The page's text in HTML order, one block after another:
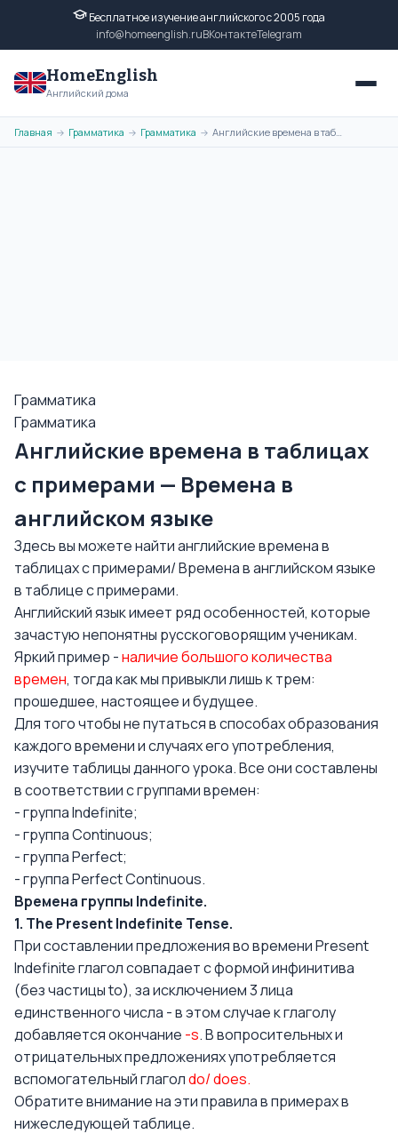
Бесплатное изучение английского с 2005 года
info@homeenglish.ruВКонтактеTelegram
HomeEnglish
Английский дома
Главная → Грамматика → Грамматика → Английские времена в таблицах с примерами — Времена в английском языке
Грамматика
Грамматика
Английские времена в таблицах
с примерами — Времена в
английском языке
Здесь вы можете найти английские времена в
таблицах с примерами/ Времена в английском языке
в таблице с примерами.
Английский языкимеет ряд особенностей, которые
зачастую непонятны русскоговорящим ученикам.
Яркий пример -наличие большого количества
времен, тогда как мы привыкли лишь к трем:
прошедшее, настоящее и будущее.
Для того чтобы не путаться в способах образования
каждого времени и случаях его употребления,
изучите таблицы данного урока. Все они составлены
в соответствии с группами времен:
- группа Indefinite;
- группа Continuous;
- группа Perfect;
- группа Perfect Continuous.
Времена группы Indefinite.
1. The Present Indefinite Tense.
При составлении предложения во времени Present
Indefinite глагол совпадает с формой инфинитива
(без частицы to), за исключением 3 лица
единственного числа - в этом случае к глаголу
добавляется окончание -s. В вопросительных и
отрицательных предложениях употребляется
вспомогательный глаголdo/ does.
Обратите внимание на эти правила в примерах в
нижеследующей таблице.